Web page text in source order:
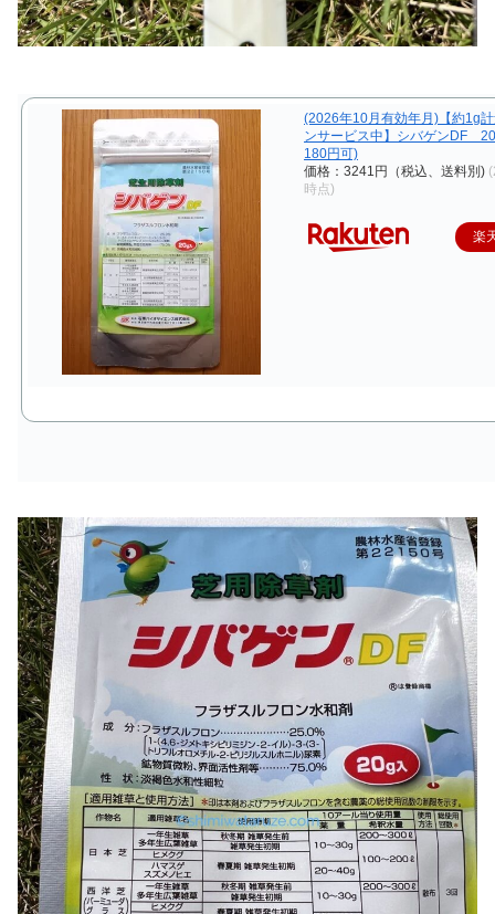
(2026年10月有効年月)【約1g
ンサービス中】シバゲンDF
180円可)
価格：3241円（税込、送料別)
時点)
楽